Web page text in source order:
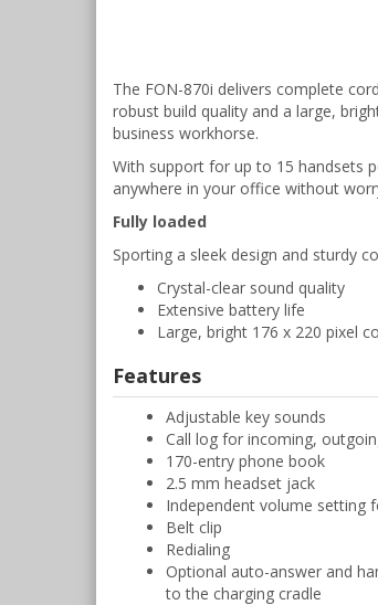
The FON-870i delivers complete
robust build quality and a large,
business workhorse.
With support for up to 15 handsets
anywhere in your office without
Fully loaded
Sporting a sleek design and sturdy
Crystal-clear sound quality
Extensive battery life
Large, bright 176 x 220 pixel
Features
Adjustable key sounds
Call log for incoming,
170-entry phone book
2.5 mm headset jack
Independent volume setting
Belt clip
Redialing
Optional auto-answer and
to the charging cradle